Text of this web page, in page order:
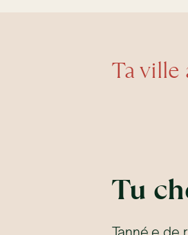
Ta ville
Tu